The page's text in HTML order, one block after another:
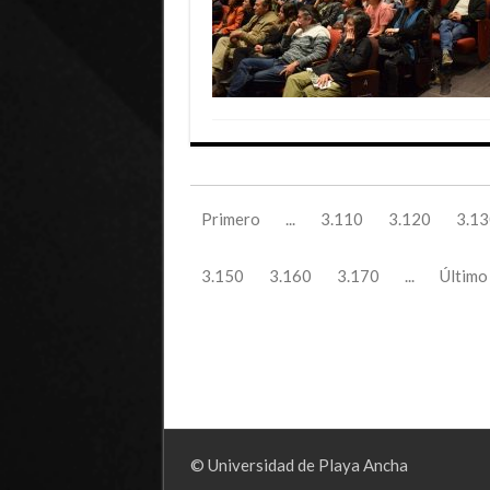
Primero 3.110 3.120
3.150 3.160 3.170 Último
© Universidad de Playa Ancha